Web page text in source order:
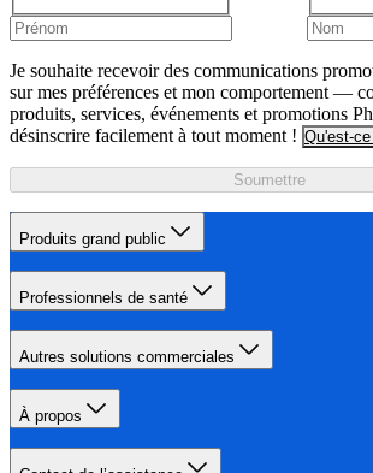
Je souhaite recevoir des communications
sur mes préférences et mon comportement —
produits, services, événements et promotions
désinscrire facilement à tout moment ! Qu'est-
Soumettre
Produits grand public
Professionnels de santé
Autres solutions commerciales
À propos